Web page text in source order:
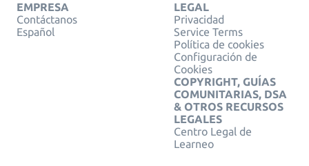
EMPRESA
Contáctanos
Español
LEGAL
Privacidad
Service Terms
Política de cookies
Configuración de
Cookies
COPYRIGHT, GUÍAS
COMUNITARIAS, DSA
& OTROS RECURSOS
LEGALES
Centro Legal de
Learneo